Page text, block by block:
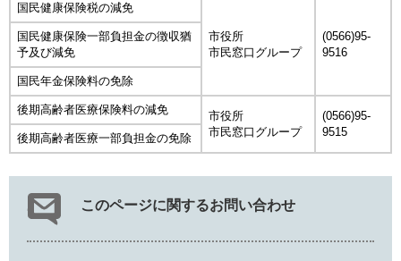
国民健康保険税の減免
市役所
市民窓口グループ
(0566)95-
9516
国民健康保険一部負担金の徴収猶
予及び減免
国民年金保険料の免除
後期高齢者医療保険料の減免
市役所
市民窓口グループ
(0566)95-
9515
後期高齢者医療一部負担金の免除
このページに関するお問い合わせ